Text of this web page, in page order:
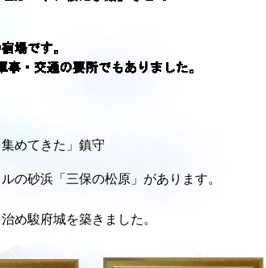
めてきた」鎮守
の砂浜「三保の松原」があります。
め駿府城を築きました。